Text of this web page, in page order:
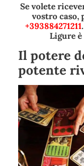
Se volete
vostro caso,
+393884271211
Ligure
Il potere
potente